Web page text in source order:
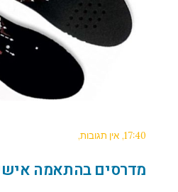
17:40 אין תגובות
מדרסים בהתאמה